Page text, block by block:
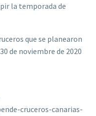
la temporada de
que se planearon
de noviembre de 2020
cruceros-canarias-